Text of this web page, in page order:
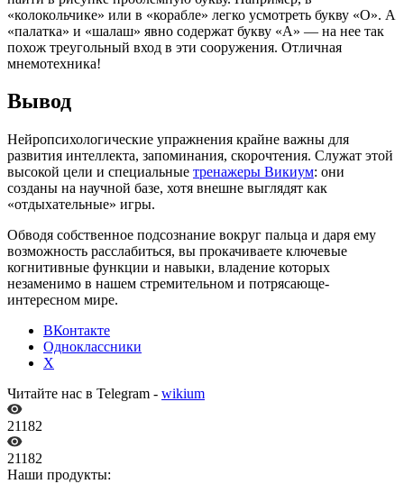
«колокольчике» или в «корабле» легко усмотреть букву «О». А
«палатка» и «шалаш» явно содержат букву «А» — на нее так
похож треугольный вход в эти сооружения. Отличная
мнемотехника!
Вывод
Нейропсихологические упражнения крайне важны для
развития интеллекта, запоминания, скорочтения. Служат этой
высокой цели и специальные тренажеры Викиум: они
созданы на научной базе, хотя внешне выглядят как
«отдыхательные» игры.
Обводя собственное подсознание вокруг пальца и даря ему
возможность расслабиться, вы прокачиваете ключевые
когнитивные функции и навыки, владение которых
незаменимо в нашем стремительном и потрясающе-
интересном мире.
ВКонтакте
Одноклассники
X
Читайте нас в Telegram - wikium
21182
21182
Наши продукты: